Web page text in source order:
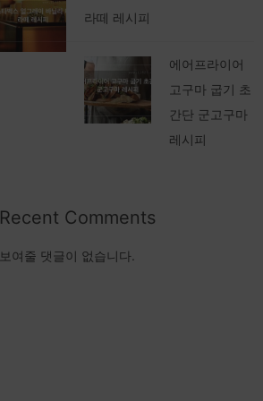
라떼 레시피
에어프라이어
고구마 굽기 초
간단 군고구마
레시피
Recent Comments
보여줄 댓글이 없습니다.